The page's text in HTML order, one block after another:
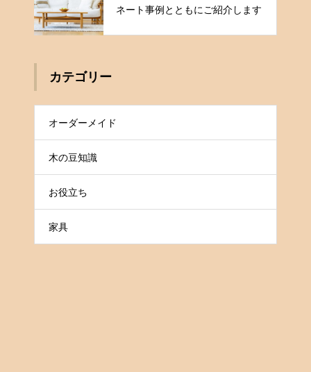
ネート事例とともにご紹介します
カテゴリー
オーダーメイド
木の豆知識
お役立ち
家具